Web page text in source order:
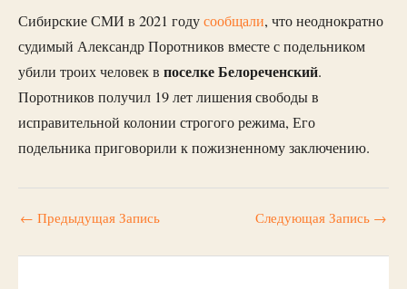
Сибирские СМИ в 2021 годусообщали, что неоднократно
судимый Александр Поротников вместе с подельником
убили троих человек в поселке Белореченский.
Поротников получил 19 лет лишения свободы в
исправительной колонии строгого режима, Его
подельника приговорили к пожизненному заключению.
← Предыдущая Запись Следующая Запись →